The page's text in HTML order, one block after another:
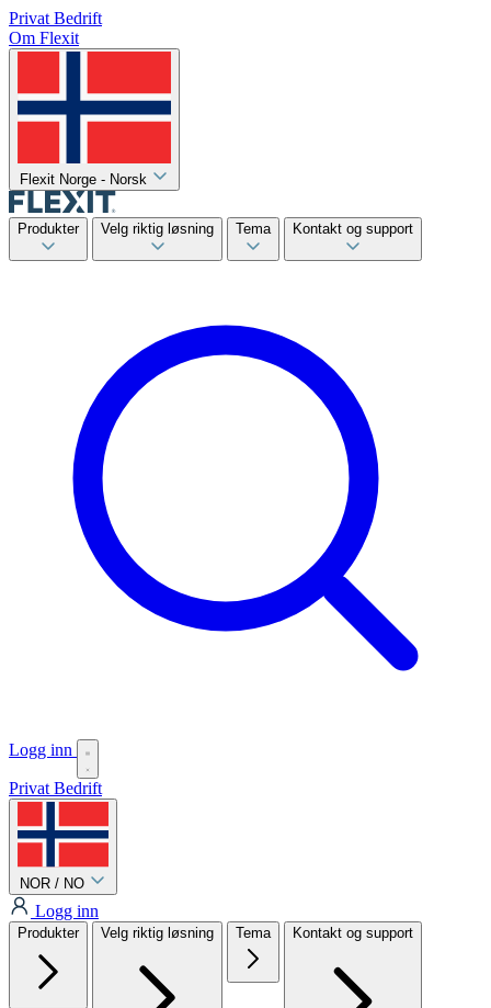
Privat Bedrift
Om Flexit
Flexit Norge - Norsk
Produkter Velg riktig løsning Tema Kontakt og support
Logg inn
Privat Bedrift
NOR / NO
Logg inn
Produkter Velg riktig løsning Tema Kontakt og support